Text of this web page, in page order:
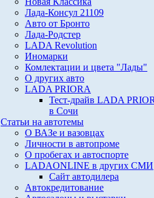
Лада-Консул 21109
Авто от Бронто
Лада-Родстер
LADA Revolution
Иномарки
Комлектации и цвета "Лады"
О других авто
LADA PRIORA
Тест-драйв LADA
в Сочи
Статьи на автотемы
О ВАЗе и вазовцах
Личности в автопроме
О пробегах и автоспорте
LADAONLINE в других СМИ
Сайт автодилера
Автокредитование